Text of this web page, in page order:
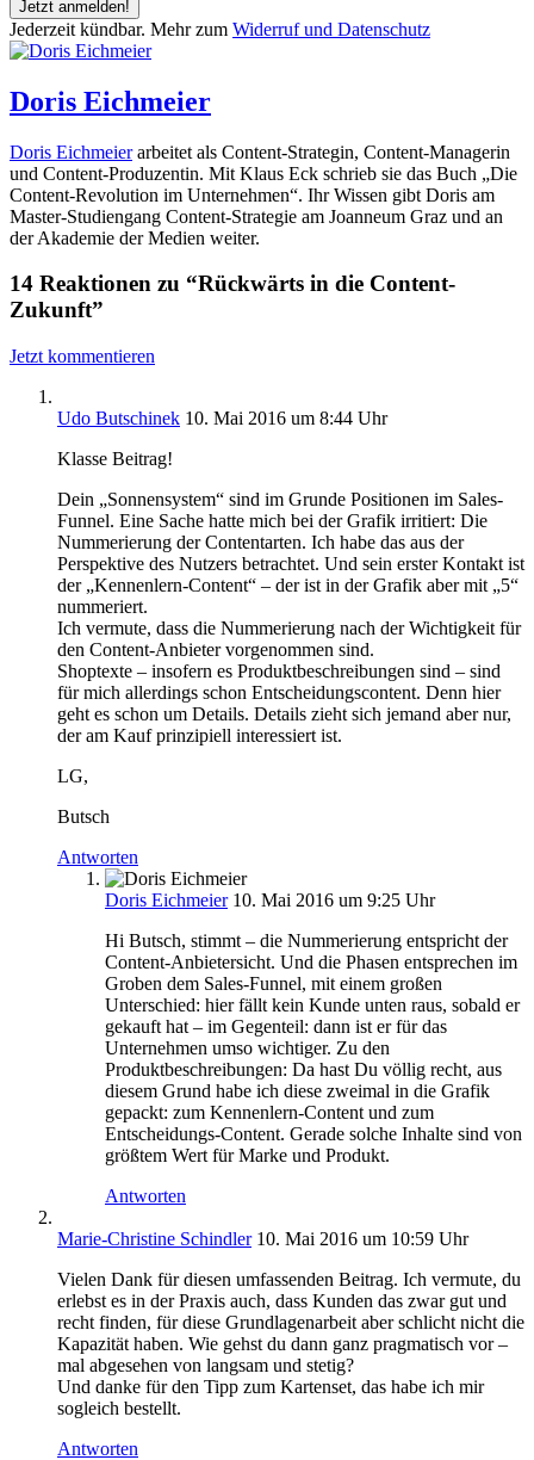
Jetzt anmelden!
Jederzeit kündbar. Mehr zum Widerruf und Datenschutz
Doris Eichmeier
Doris Eichmeierarbeitet als Content-Strategin, Content-Managerin
und Content-Produzentin. Mit Klaus Eck schrieb sie das Buch „Die
Content-Revolution im Unternehmen“. Ihr Wissen gibt Doris am
Master-Studiengang Content-Strategie am Joanneum Graz und an
der Akademie der Medien weiter.
14 Reaktionen zu “Rückwärts in die Content-
Zukunft”
Jetzt kommentieren
Udo Butschinek 10. Mai 2016 um 8:44 Uhr
Klasse Beitrag!
Dein „Sonnensystem“ sind im Grunde Positionen im Sales-
Funnel. Eine Sache hatte mich bei der Grafik irritiert: Die
Nummerierung der Contentarten. Ich habe das aus der
Perspektive des Nutzers betrachtet. Und sein erster Kontakt ist
der „Kennenlern-Content“ – der ist in der Grafik aber mit „5“
nummeriert.
Ich vermute, dass die Nummerierung nach der Wichtigkeit für
den Content-Anbieter vorgenommen sind.
Shoptexte – insofern es Produktbeschreibungen sind – sind
für mich allerdings schon Entscheidungscontent. Denn hier
geht es schon um Details. Details zieht sich jemand aber nur,
der am Kauf prinzipiell interessiert ist.
LG,
Butsch
Antworten
Doris Eichmeier 10. Mai 2016 um 9:25 Uhr
Hi Butsch, stimmt – die Nummerierung entspricht der
Content-Anbietersicht. Und die Phasen entsprechen im
Groben dem Sales-Funnel, mit einem großen
Unterschied: hier fällt kein Kunde unten raus, sobald er
gekauft hat – im Gegenteil: dann ist er für das
Unternehmen umso wichtiger. Zu den
Produktbeschreibungen: Da hast Du völlig recht, aus
diesem Grund habe ich diese zweimal in die Grafik
gepackt: zum Kennenlern-Content und zum
Entscheidungs-Content. Gerade solche Inhalte sind von
größtem Wert für Marke und Produkt.
Antworten
Marie-Christine Schindler 10. Mai 2016 um 10:59 Uhr
Vielen Dank für diesen umfassenden Beitrag. Ich vermute, du
erlebst es in der Praxis auch, dass Kunden das zwar gut und
recht finden, für diese Grundlagenarbeit aber schlicht nicht die
Kapazität haben. Wie gehst du dann ganz pragmatisch vor –
mal abgesehen von langsam und stetig?
Und danke für den Tipp zum Kartenset, das habe ich mir
sogleich bestellt.
Antworten